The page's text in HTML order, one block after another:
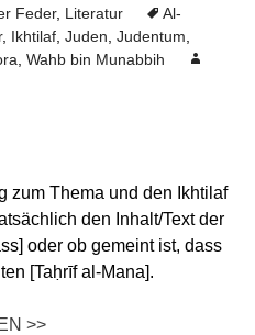
Feder, Literatur
Al-
, Ikhtilaf Juden Judentum
Wahb bin Munabbih
zum Thema und den Ikhtilaf
den Inhalt/Text der
oder ob gemeint ist, dass
[Taḥrīf al-Mana].
>>